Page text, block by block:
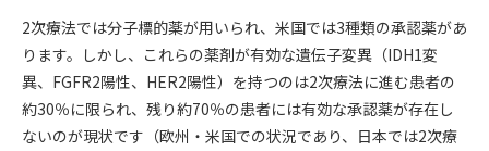
2次療法では分子標的薬が用いられ、米国では3種類の承認薬があ
ります。しかし、これらの薬剤が有効な遺伝子変異（IDH1変
異、FGFR2陽性、HER2陽性）を持つのは2次療法に進む患者の
約30％に限られ、残り約70％の患者には有効な承認薬が存在し
ないのが現状です（欧州・米国での状況であり、日本では2次療